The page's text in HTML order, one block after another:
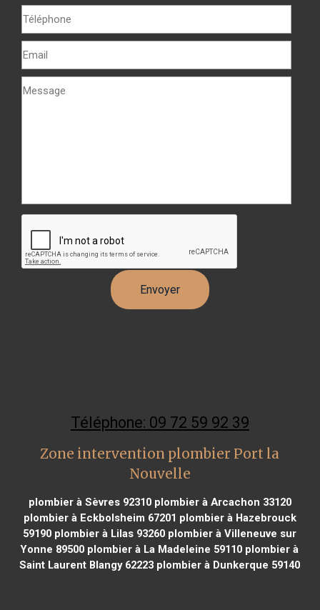
Téléphone: 09 72 59 92 39
Zone intervention plombier Port la
Nouvelle
plombier à Sèvres 92310plombier à Arcachon 33120
plombier à Eckbolsheim 67201 plombier à Hazebrouck
59190 plombier à Lilas 93260 plombier à Villeneuve sur
Yonne 89500 plombier à La Madeleine 59110 plombier à
Saint Laurent Blangy 62223 plombier à Dunkerque 59140